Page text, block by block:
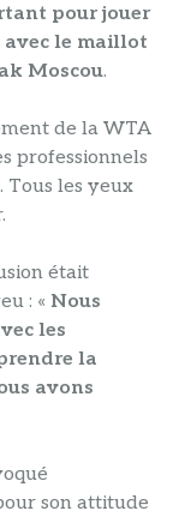
pour jouer
avec le maillot
Moscou.
de la WTA
professionnels
Tous les yeux
était
: « Nous
les
la
avons
son attitude